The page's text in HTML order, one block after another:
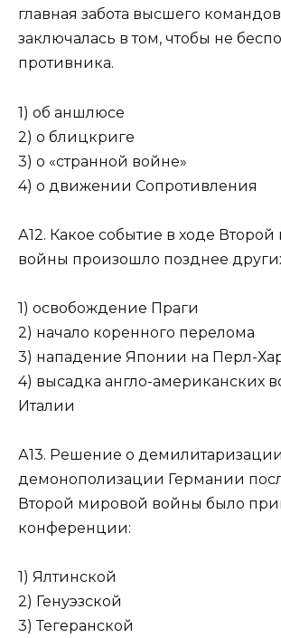
главная забо­та высшего
заключалась в том, чтобы не
противника.
1) об аншлюсе
2) о блицкриге
3) о «странной войне»
4) о движении Сопротивления
А12. Какое событие в ходе
войны про­изошло позднее
1) освобождение Праги
2) начало коренного перелома
3) нападение Японии на Перл-
4) высадка англо-американских
Италии
А13. Решение о
демонополизации Германии
Второй мировой войны было
конференции:
1) Ялтинской
2) Генуэзской
3) Тегеранской